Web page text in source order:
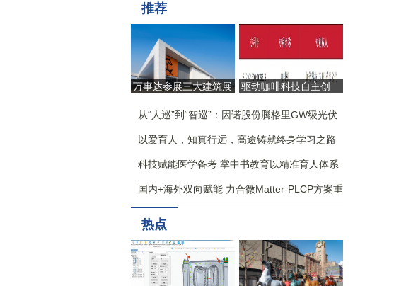
推荐
万事达参展三大建筑展
从“生产容器”迈向“价值
驱动咖啡科技自主创
获第二十六届中国专利
从“人巡”到“智巡”：因诺股份腾格里GW级光伏
以爱育人，知真行远，高途铸就终身学习之路
科技赋能医学备考 掌中书教育以精准育人体系
国内+海外双向赋能 力合微Matter-PLCP方案重
热点